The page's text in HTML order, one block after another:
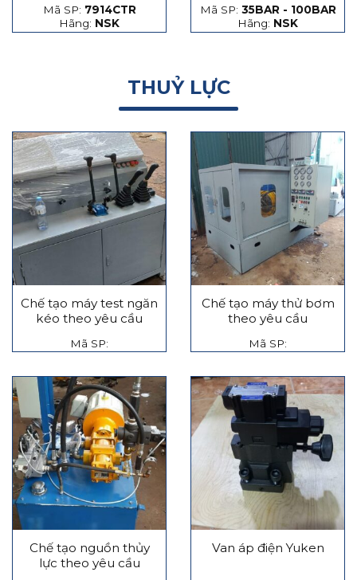
Mã SP: 7914CTR
Hãng: NSK
hạt thép và hạt gốm
Mã SP: 35BAR - 100BAR
Hãng: NSK
THUỶ LỰC
Chế tạo máy test ngăn
kéo theo yêu cầu
Mã SP:
Chế tạo máy thử bơm
theo yêu cầu
Mã SP:
Chế tạo nguồn thủy
lực theo yêu cầu
Van áp điện Yuken